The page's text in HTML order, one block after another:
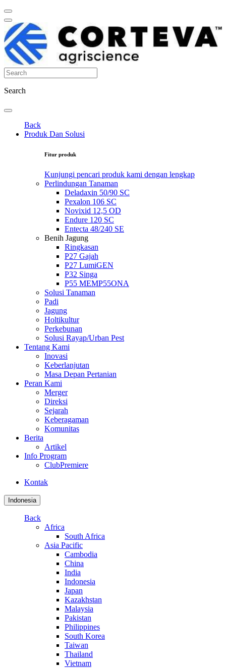
Search
Back
Produk Dan Solusi
Fitur produk
Kunjungi pencari produk kami dengan lengkap
Perlindungan Tanaman
Deladaxin 50/90 SC
Pexalon 106 SC
Novixid 12,5 OD
Endure 120 SC
Entecta 48/240 SE
Benih Jagung
Ringkasan
P27 Gajah
P27 LumiGEN
P32 Singa
P55 MEMP55ONA
Solusi Tanaman
Padi
Jagung
Holtikultur
Perkebunan
Solusi Rayap/Urban Pest
Tentang Kami
Inovasi
Keberlanjutan
Masa Depan Pertanian
Peran Kami
Merger
Direksi
Sejarah
Keberagaman
Komunitas
Berita
Artikel
Info Program
ClubPremiere
Kontak
Indonesia
Back
Africa
South Africa
Asia Pacific
Cambodia
China
India
Indonesia
Japan
Kazakhstan
Malaysia
Pakistan
Philippines
South Korea
Taiwan
Thailand
Vietnam